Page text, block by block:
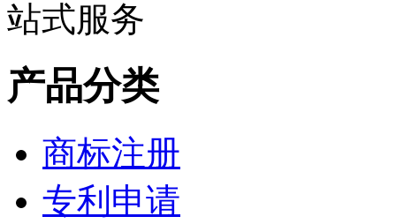
产品分类
商标注册
专利申请